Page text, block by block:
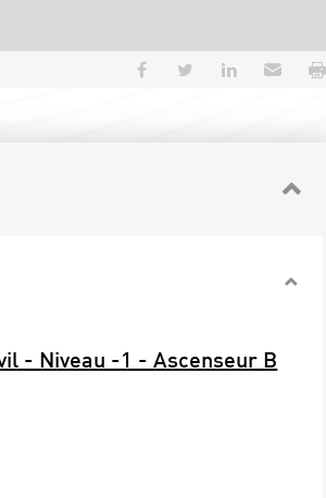
Partager sur Facebook
Partager sur
Partager
- Niveau -1 - Ascenseur B